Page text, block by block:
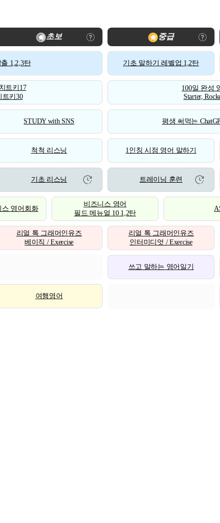
초보 중급
1,2,3탄 기초 말하기 레벨업 1,2탄
트키17
트키30
100일 완성
Starter,
STUDY with SNS 평생 써먹는
척척 리스닝 1인칭 시점 영어 말하기
기초 리스닝 트레이닝 훈련
스 영어회화
비즈니스 영어
필드 메뉴얼 10 1,2탄
리얼 톡 그래머인유즈
베이직 / Exercise
리얼 톡 그래머인유즈
인터미디엇 / Exercise
쓰고 말하는 영어일기
여행영어